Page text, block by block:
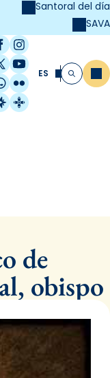
Santoral del día
SAVA
Instagram
/ Twitter
YouTube
Flickr
Estel
Catalunya
ES Buscar
de
obispo